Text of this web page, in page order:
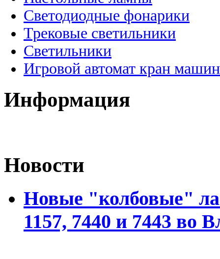
Светодиодные фонарики
Трековые светильники
Светильники
Игровой автомат кран
Информация
Новости
Новые "колбовые"
1157, 7440 и 7443 во